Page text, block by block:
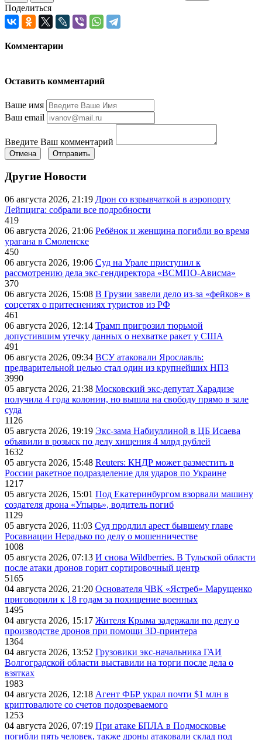
Поделиться
Комментарии
Оставить комментарий
Ваше имя
Ваш email
Введите Ваш комментарий
Отмена Отправить
Другие Новости
06 августа 2026, 21:19 Дрон со взрывчаткой в аэропорту
Лейпцига: собрали все подробности
419
06 августа 2026, 21:06 Ребёнок и женщина погибли во время
урагана в Смоленске
450
06 августа 2026, 19:06 Суд на Урале приступил к
рассмотрению дела экс-гендиректора «ВСМПО-Ависма»
370
06 августа 2026, 15:08 В Грузии завели дело из-за «фейков» в
соцсетях о притеснениях туристов из РФ
461
06 августа 2026, 12:14 Трамп пригрозил тюрьмой
допустившим утечку данных о нехватке ракет у США
491
06 августа 2026, 09:34 ВСУ атаковали Ярославль:
предварительной целью стал один из крупнейших НПЗ
3990
05 августа 2026, 21:38 Московский экс-депутат Харадизе
получила 4 года колонии, но вышла на свободу прямо в зале
суда
1126
05 августа 2026, 19:19 Экс-зама Набиуллиной в ЦБ Исаева
объявили в розыск по делу хищения 4 млрд рублей
1632
05 августа 2026, 15:48 Reuters: КНДР может разместить в
России ракетное подразделение для ударов по Украине
1217
05 августа 2026, 15:01 Под Екатеринбургом взорвали машину
создателя дрона «Упырь», водитель погиб
1129
05 августа 2026, 11:03 Суд продлил арест бывшему главе
Росавиации Нерадько по делу о мошенничестве
1008
05 августа 2026, 07:13 И снова Wildberries. В Тульской области
после атаки дронов горит сортировочный центр
5165
04 августа 2026, 21:20 Основателя ЧВК «Ястреб» Марущенко
приговорили к 18 годам за похищение военных
1495
04 августа 2026, 15:17 Жителя Крыма задержали по делу о
производстве дронов при помощи 3D‑принтера
1364
04 августа 2026, 13:52 Грузовики экс-начальника ГАИ
Волгоградской области выставили на торги после дела о
взятках
1983
04 августа 2026, 12:18 Агент ФБР украл почти $1 млн в
криптовалюте со счетов подозреваемого
1253
04 августа 2026, 07:19 При атаке БПЛА в Подмосковье
погибли пять человек, также дроны атаковали склад под